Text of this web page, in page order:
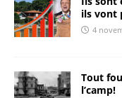
ils vont
4
Tout
l’camp!